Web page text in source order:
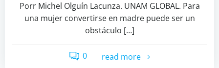
Porr Michel Olguín Lacunza. UNAM GLOBAL. Para
una mujer convertirse en madre puede ser un
obstáculo […]
0 read more